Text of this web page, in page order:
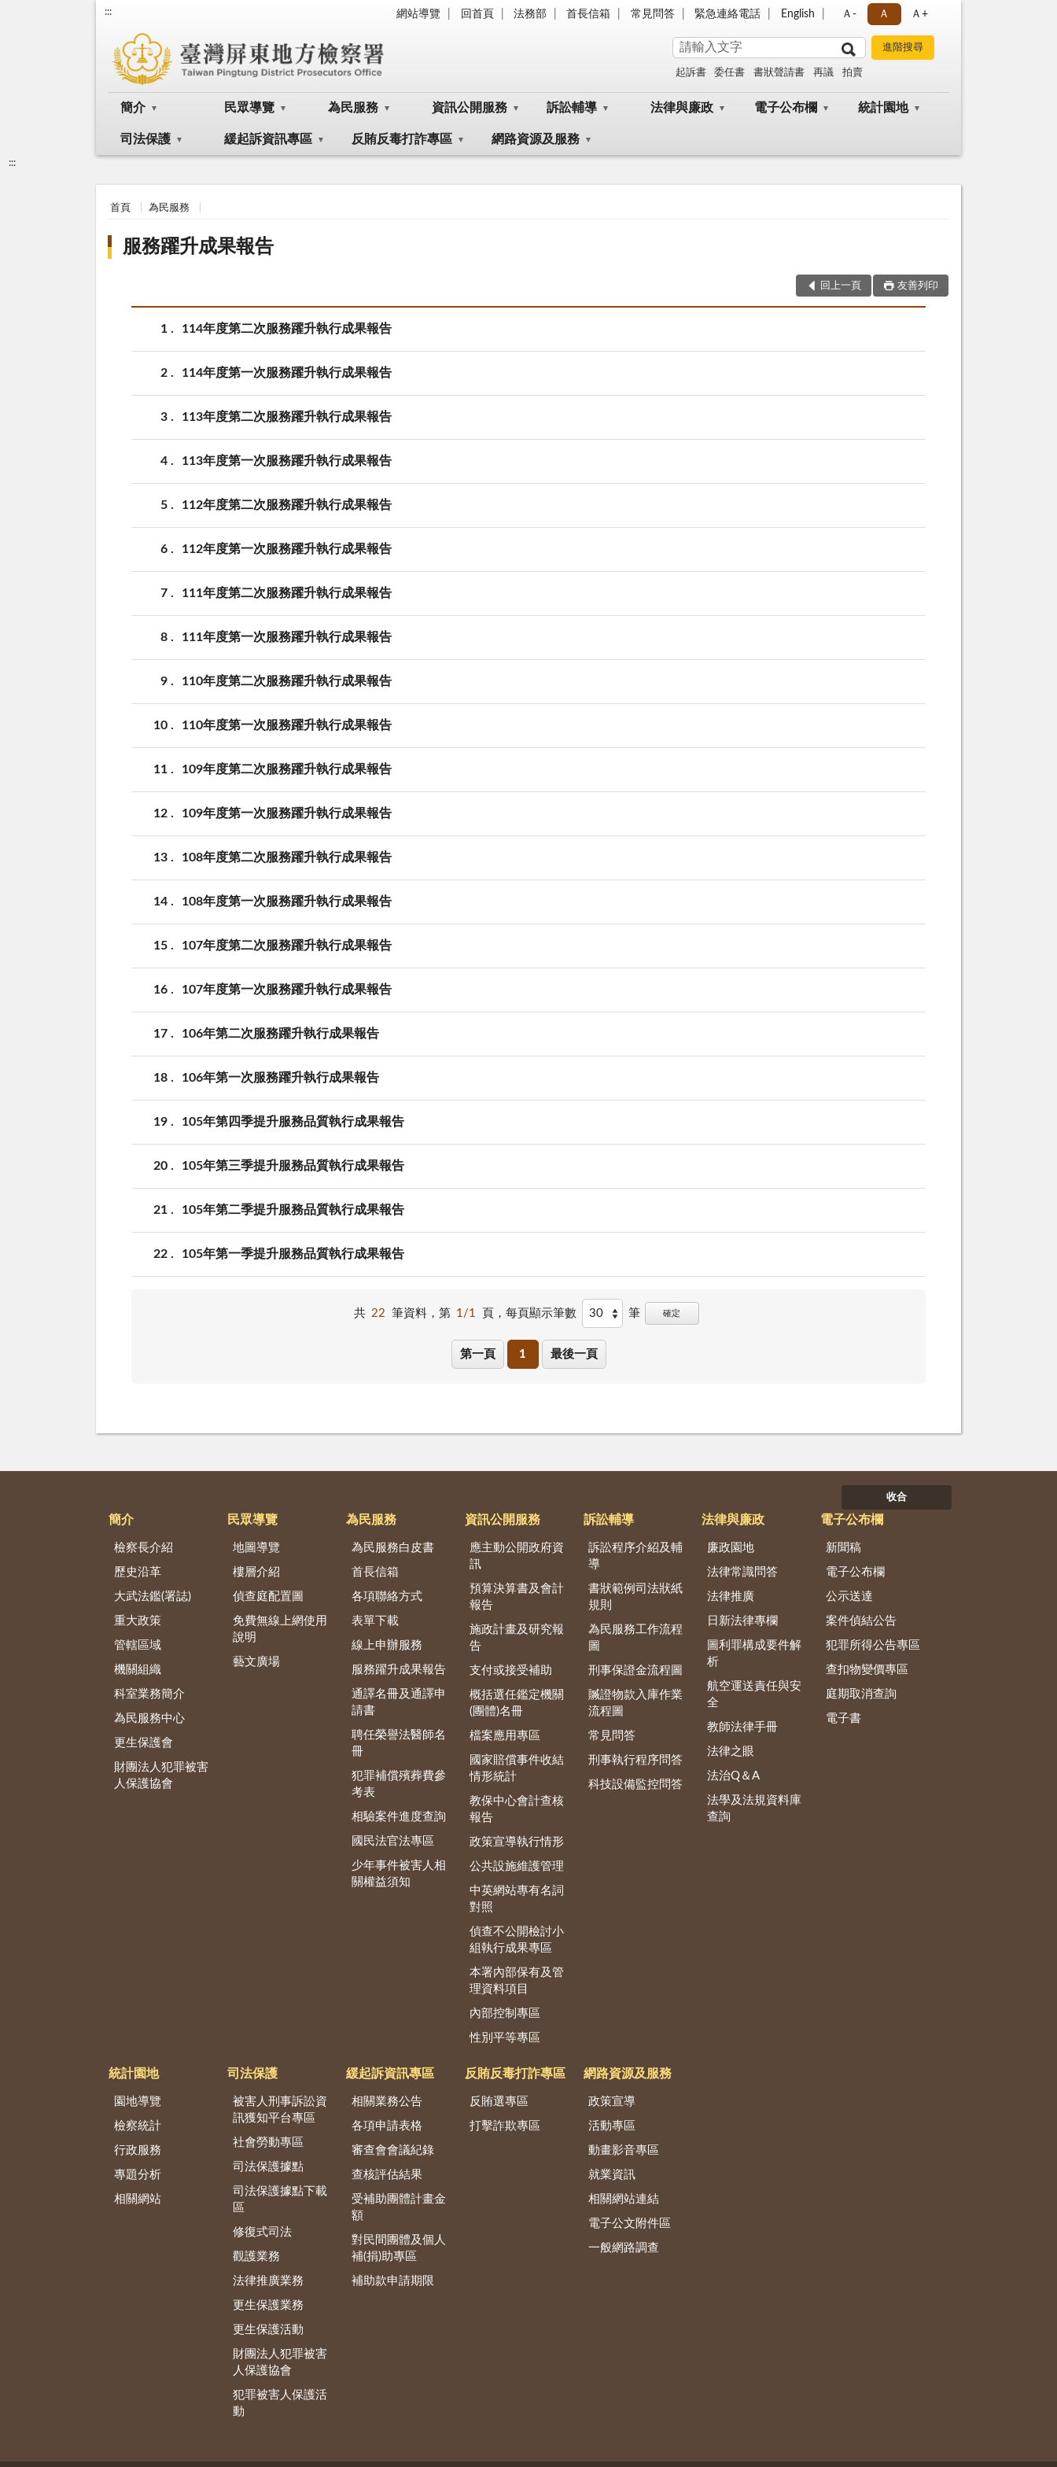
::: 網站導覽 回首頁 法務部 首長信箱 常見問答 緊急連絡電話 English Ａ- Ａ Ａ+
起訴書 委任書 書狀聲請書 再議 拍賣
簡介 民眾導覽 為民服務 資訊公開服務 訴訟輔導 法律與廉政 電子公布欄 統計園地
司法保護 緩起訴資訊專區 反賄反毒打詐專區 網路資源及服務
:::
首頁 為民服務
服務躍升成果報告
回上一頁 友善列印
1 114年度第二次服務躍升執行成果報告
2 114年度第一次服務躍升執行成果報告
3 113年度第二次服務躍升執行成果報告
4 113年度第一次服務躍升執行成果報告
5 112年度第二次服務躍升執行成果報告
6 112年度第一次服務躍升執行成果報告
7 111年度第二次服務躍升執行成果報告
8 111年度第一次服務躍升執行成果報告
9 110年度第二次服務躍升執行成果報告
10 110年度第一次服務躍升執行成果報告
11 109年度第二次服務躍升執行成果報告
12 109年度第一次服務躍升執行成果報告
13 108年度第二次服務躍升執行成果報告
14 108年度第一次服務躍升執行成果報告
15 107年度第二次服務躍升執行成果報告
16 107年度第一次服務躍升執行成果報告
17 106年第二次服務躍升執行成果報告
18 106年第一次服務躍升執行成果報告
19 105年第四季提升服務品質執行成果報告
20 105年第三季提升服務品質執行成果報告
21 105年第二季提升服務品質執行成果報告
22 105年第一季提升服務品質執行成果報告
共 22 筆資料，第 1/1 頁， 每頁顯示筆數 筆 確定
第一頁 1 最後一頁
收合
簡介
檢察長介紹
歷史沿革
大武法鑑(署誌)
重大政策
管轄區域
機關組織
科室業務簡介
為民服務中心
更生保護會
財團法人犯罪被害
人保護協會
民眾導覽
地圖導覽
樓層介紹
偵查庭配置圖
免費無線上網使用
說明
藝文廣場
為民服務
為民服務白皮書
首長信箱
各項聯絡方式
表單下載
線上申辦服務
服務躍升成果報告
通譯名冊及通譯申
請書
聘任榮譽法醫師名
冊
犯罪補償殯葬費參
考表
相驗案件進度查詢
國民法官法專區
少年事件被害人相
關權益須知
資訊公開服務
應主動公開政府資
訊
預算決算書及會計
報告
施政計畫及研究報
告
支付或接受補助
概括選任鑑定機關
(團體)名冊
檔案應用專區
國家賠償事件收結
情形統計
教保中心會計查核
報告
政策宣導執行情形
公共設施維護管理
中英網站專有名詞
對照
偵查不公開檢討小
組執行成果專區
本署內部保有及管
理資料項目
內部控制專區
性別平等專區
訴訟輔導
訴訟程序介紹及輔
導
書狀範例司法狀紙
規則
為民服務工作流程
圖
刑事保證金流程圖
贓證物款入庫作業
流程圖
常見問答
刑事執行程序問答
科技設備監控問答
法律與廉政
廉政園地
法律常識問答
法律推廣
日新法律專欄
圖利罪構成要件解
析
航空運送責任與安
全
教師法律手冊
法律之眼
法治Q＆A
法學及法規資料庫
查詢
電子公布欄
新聞稿
電子公布欄
公示送達
案件偵結公告
犯罪所得公告專區
查扣物變價專區
庭期取消查詢
電子書
統計園地
園地導覽
檢察統計
行政服務
專題分析
相關網站
司法保護
被害人刑事訴訟資
訊獲知平台專區
社會勞動專區
司法保護據點
司法保護據點下載
區
修復式司法
觀護業務
法律推廣業務
更生保護業務
更生保護活動
財團法人犯罪被害
人保護協會
犯罪被害人保護活
動
緩起訴資訊專區
相關業務公告
各項申請表格
審查會會議紀錄
查核評估結果
受補助團體計畫金
額
對民間團體及個人
補(捐)助專區
補助款申請期限
反賄反毒打詐專區
反賄選專區
打擊詐欺專區
網路資源及服務
政策宣導
活動專區
動畫影音專區
就業資訊
相關網站連結
電子公文附件區
一般網路調查